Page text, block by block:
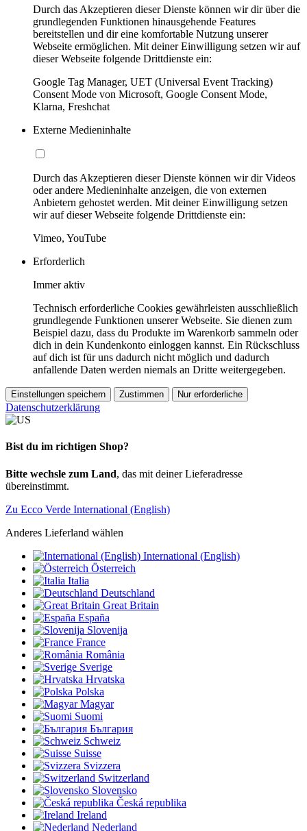
Durch das Akzeptieren dieser Dienste können wir dir über die
grundlegenden Funktionen hinausgehende Features
bereitstellen und dir eine komfortable Nutzung unserer
Webseite ermöglichen. Mit deiner Einwilligung setzen wir auf
dieser Webseite folgende Drittdienste ein:
Google Tag Manager, UET (Universal Event Tracking)
Consent Mode von Microsoft, Google Consent Mode,
Klarna, Freshchat
Externe Medieninhalte
Durch das Akzeptieren dieser Dienste können wir dir Videos
oder andere Medieninhalte anzeigen, die von externen
Anbietern gehostet werden. Mit deiner Einwilligung setzen
wir auf dieser Webseite folgende Drittdienste ein:
Vimeo, YouTube
Erforderlich
Immer aktiv
Technisch erforderliche Cookies gewährleisten ausschließlich
grundlegende Funktionen unserer Webseite. Sie dienen zum
Beispiel dazu, dass du Produkte im Warenkorb sammeln oder
dich in dein Kundenkonto einloggen kannst. Ein Rückschluss
auf dich ist für uns dadurch nicht möglich und dadurch
anfallende Daten werden niemals an Dritte weitergegeben.
Einstellungen speichern Zustimmen Nur erforderliche
Datenschutzerklärung
Bist du im richtigen Shop?
Bitte wechsle zum Land, das mit deiner Lieferadresse
übereinstimmt.
Zu Ecco Verde International (English)
Anderes Lieferland wählen
International (English)
Österreich
Italia
Deutschland
Great Britain
España
Slovenija
France
România
Sverige
Hrvatska
Polska
Magyar
Suomi
България
Schweiz
Suisse
Svizzera
Switzerland
Slovensko
Česká republika
Ireland
Nederland